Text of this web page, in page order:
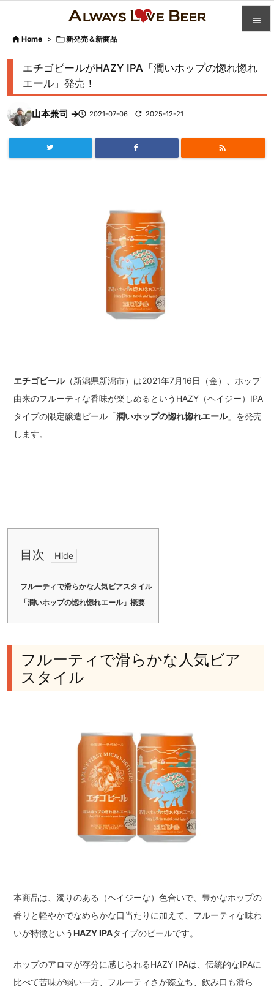



 Home > 新発売＆新商品
エチゴビールがHAZY IPA「潤いホップの惚れ惚れ
エール」発売！
山本兼司 → 2021-07-06  2025-12-21

エチゴビール（新潟県新潟市）は2021年7月16日（金）、ホップ
由来のフルーティな香味が楽しめるというHAZY（ヘイジー）IPA
タイプの限定醸造ビール「潤いホップの惚れ惚れエール」を発売
します。
目次
フルーティで滑らかな人気ビアスタイル
「潤いホップの惚れ惚れエール」概要
フルーティで滑らかな人気ビア
スタイル
本商品は、濁りのある（ヘイジーな）色合いで、豊かなホップの
香りと軽やかでなめらかな口当たりに加えて、フルーティな味わ
いが特徴という HAZY IPAタイプのビールです。
ホップのアロマが存分に感じられるHAZY IPAは、伝統的なIPAに
比べて苦味が弱い一方、フルーティさが際立ち、飲み口も滑ら